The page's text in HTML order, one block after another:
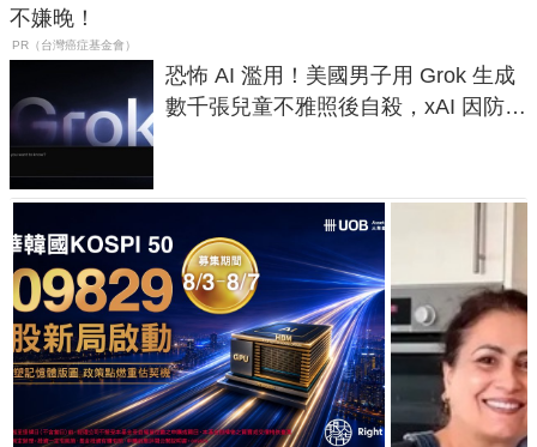
不嫌晚！
PR（台灣癌症基金會）
恐怖 AI 濫用！美國男子用 Grok 生成
數千張兒童不雅照後自殺，xAI 因防護